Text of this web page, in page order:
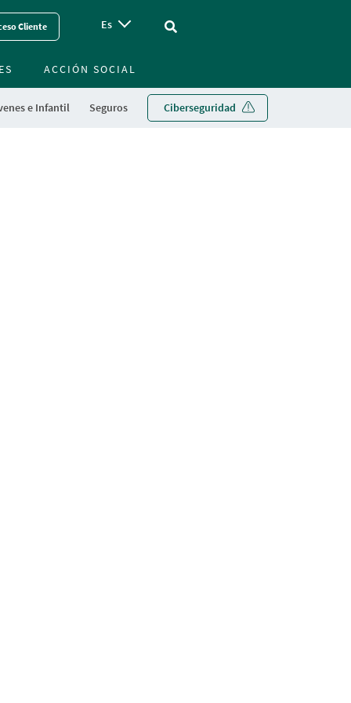
Cliente Es Vinculo - Buscar en la web
e Infantil Seguros Ciberseguridad
ACCIÓN SOCIAL